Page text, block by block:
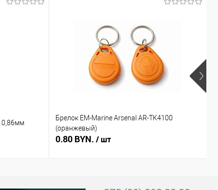
0,86мм
Брелок EM-Marine Arsenal AR-TK4100
(оранжевый)
0.80 BYN. / шт